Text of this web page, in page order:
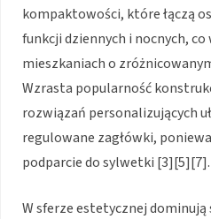
kompaktowości, które łączą
funkcji dziennych i nocnych,
mieszkaniach o
Wzrasta popularność
rozwiązań personalizujących
regulowane zagłówki,
podparcie do sylwetki [3][5][7].
W sferze estetycznej